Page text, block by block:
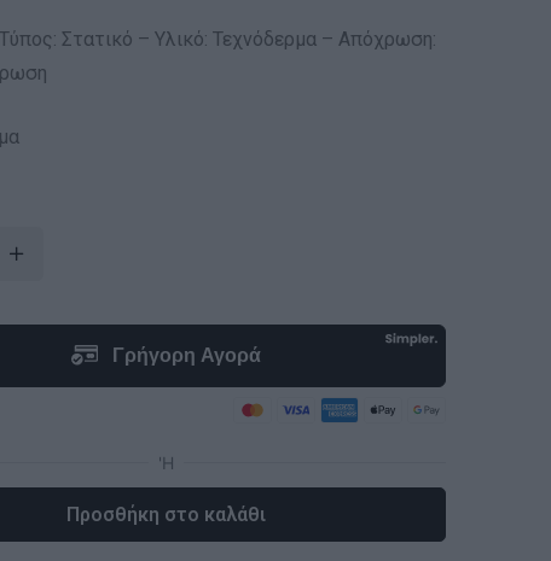
Στατικό – Υλικό: Τεχνόδερμα – Απόχρωση:
Προσθήκη στο καλάθι